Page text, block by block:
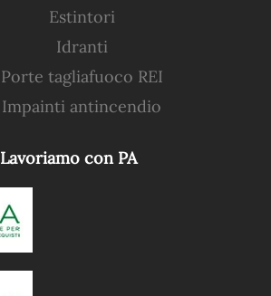
Estintori
Idranti
Porte tagliafuoco REI
Impainti antincendio
Lavoriamo con PA